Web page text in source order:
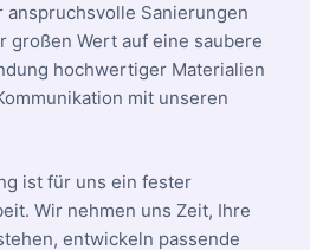
anspruchsvolle Sanierungen
großen Wert auf eine saubere
hochwertiger Materialien
mit unseren
ist für uns ein fester
Wir nehmen uns Zeit, Ihre
entwickeln passende